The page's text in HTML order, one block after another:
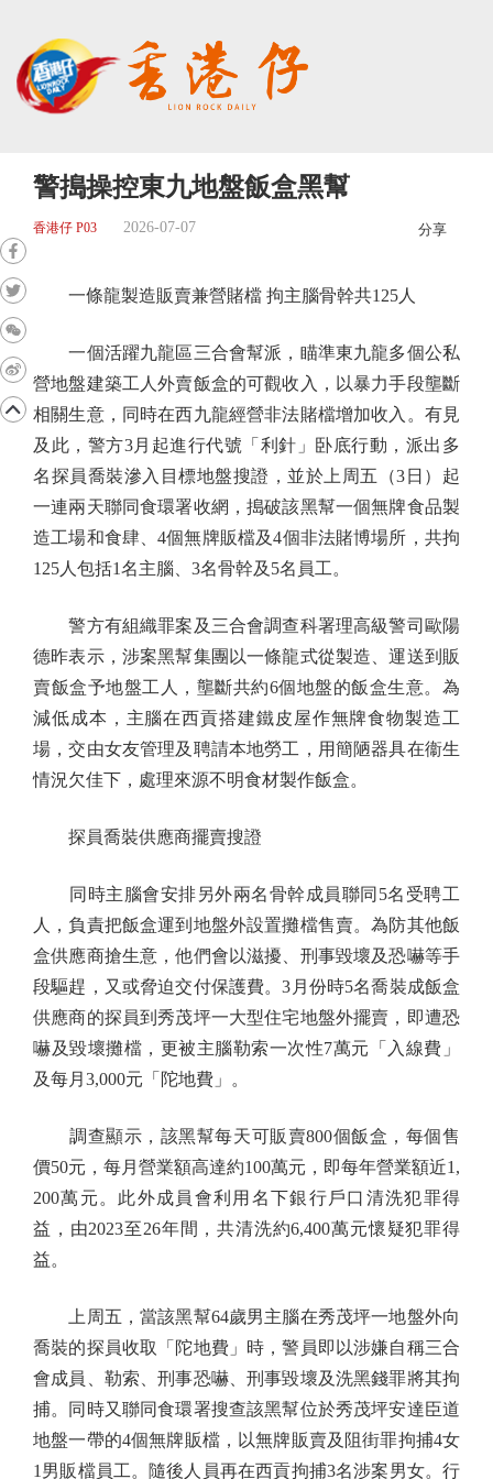
警搗操控東九地盤飯盒黑幫
香港仔 P03 2026-07-07 分享
一條龍製造販賣兼營賭檔 拘主腦骨幹共125人
一個活躍九龍區三合會幫派，瞄準東九龍多個公私
營地盤建築工人外賣飯盒的可觀收入，以暴力手段壟斷
相關生意，同時在西九龍經營非法賭檔增加收入。有見
及此，警方3月起進行代號「利針」卧底行動，派出多
名探員喬裝滲入目標地盤搜證，並於上周五（3日）起
一連兩天聯同食環署收網，搗破該黑幫一個無牌食品製
造工場和食肆、4個無牌販檔及4個非法賭博場所，共拘
125人包括1名主腦、3名骨幹及5名員工。
警方有組織罪案及三合會調查科署理高級警司歐陽
德昨表示，涉案黑幫集團以一條龍式從製造、運送到販
賣飯盒予地盤工人，壟斷共約6個地盤的飯盒生意。為
減低成本，主腦在西貢搭建鐵皮屋作無牌食物製造工
場，交由女友管理及聘請本地勞工，用簡陋器具在衞生
情況欠佳下，處理來源不明食材製作飯盒。
探員喬裝供應商擺賣搜證
同時主腦會安排另外兩名骨幹成員聯同5名受聘工
人，負責把飯盒運到地盤外設置攤檔售賣。為防其他飯
盒供應商搶生意，他們會以滋擾、刑事毀壞及恐嚇等手
段驅趕，又或脅迫交付保護費。3月份時5名喬裝成飯盒
供應商的探員到秀茂坪一大型住宅地盤外擺賣，即遭恐
嚇及毀壞攤檔，更被主腦勒索一次性7萬元「入線費」
及每月3,000元「陀地費」。
調查顯示，該黑幫每天可販賣800個飯盒，每個售
價50元，每月營業額高達約100萬元，即每年營業額近1,
200萬元。此外成員會利用名下銀行戶口清洗犯罪得
益，由2023至26年間，共清洗約6,400萬元懷疑犯罪得
益。
上周五，當該黑幫64歲男主腦在秀茂坪一地盤外向
喬裝的探員收取「陀地費」時，警員即以涉嫌自稱三合
會成員、勒索、刑事恐嚇、刑事毀壞及洗黑錢罪將其拘
捕。同時又聯同食環署搜查該黑幫位於秀茂坪安達臣道
地盤一帶的4個無牌販檔，以無牌販賣及阻街罪拘捕4女
1男販檔員工。隨後人員再在西貢拘捕3名涉案男女。行